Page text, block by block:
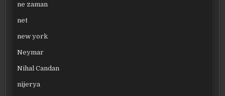
ne zaman
net
new york
Neymar
Nihal Candan
nijerya